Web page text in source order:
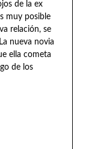
de la ex
muy posible
relación, se
nueva novia
ella cometa
de los